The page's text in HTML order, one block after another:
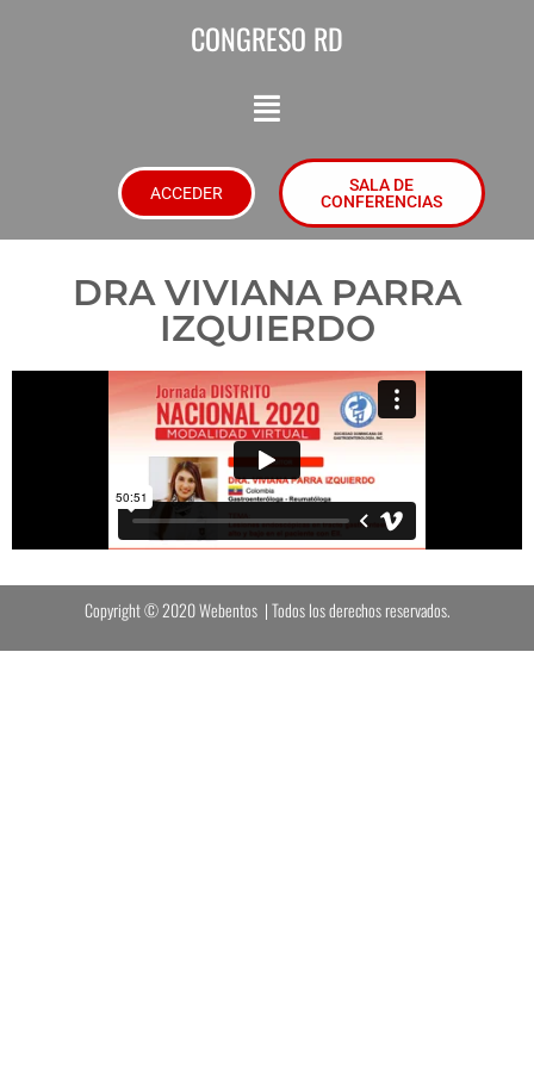
CONGRESO RD
ACCEDER
SALA DE
CONFERENCIAS
DRA VIVIANA PARRA
IZQUIERDO
Copyright © 2020 Webentos | Todos los derechos reservados.